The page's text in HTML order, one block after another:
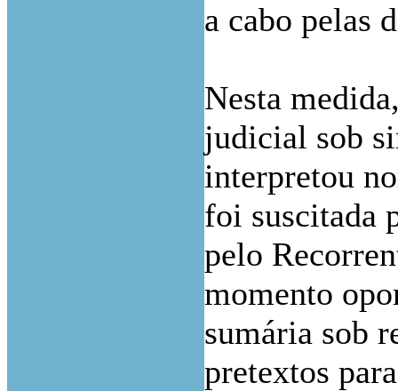
a cabo pelas
Nesta
judicial sob
interpretou
foi suscitada
pelo
momento
sumária sob
pretextos